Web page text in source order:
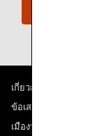
เกี่ยวกับ ANA
ข้อเสนอและประกาศ
เมืองที่เราเดินทางไป